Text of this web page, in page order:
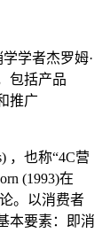
学者杰罗姆·
包括产品
推广
，也称“4C营
(1993)在
。以消费者
本要素：即消